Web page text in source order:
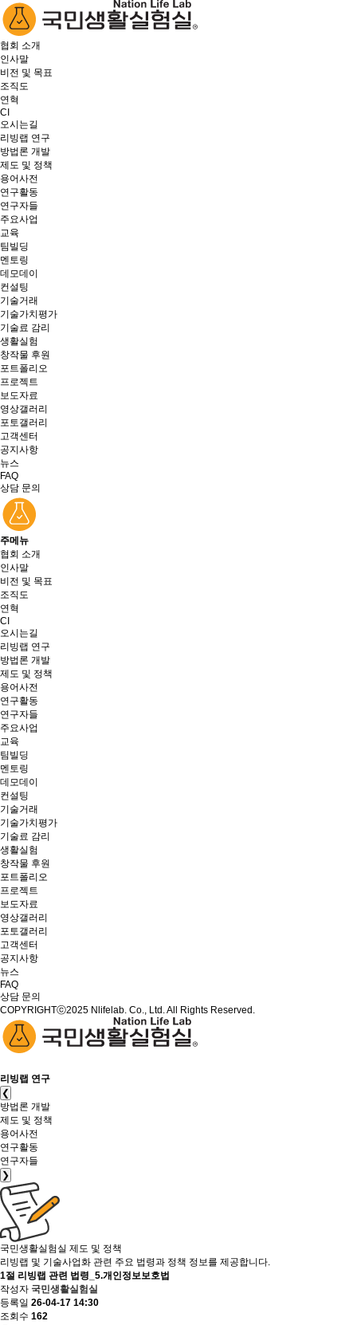
협회 소개
인사말
비전 및 목표
조직도
연혁
CI
오시는길
리빙랩 연구
방법론 개발
제도 및 정책
용어사전
연구활동
연구자들
주요사업
교육
팀빌딩
멘토링
데모데이
컨설팅
기술거래
기술가치평가
기술료 감리
생활실험
창작물 후원
포트폴리오
프로젝트
보도자료
영상갤러리
포토갤러리
고객센터
공지사항
뉴스
FAQ
상담 문의
주메뉴
협회 소개
인사말
비전 및 목표
조직도
연혁
CI
오시는길
리빙랩 연구
방법론 개발
제도 및 정책
용어사전
연구활동
연구자들
주요사업
교육
팀빌딩
멘토링
데모데이
컨설팅
기술거래
기술가치평가
기술료 감리
생활실험
창작물 후원
포트폴리오
프로젝트
보도자료
영상갤러리
포토갤러리
고객센터
공지사항
뉴스
FAQ
상담 문의
COPYRIGHTⓒ2025 Nlifelab. Co., Ltd. All Rights Reserved.
리빙랩 연구
❮
방법론 개발
제도 및 정책
용어사전
연구활동
연구자들
❯
국민생활실험실 제도 및 정책
리빙랩 및 기술사업화 관련 주요 법령과 정책 정보를 제공합니다.
1절 리빙랩 관련 법령_5.개인정보보호법
작성자 국민생활실험실
등록일 26-04-17 14:30
조회수 162